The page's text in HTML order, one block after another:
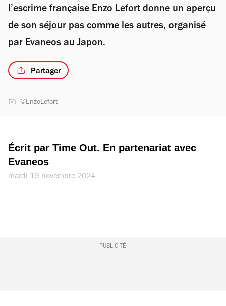
l’escrime française Enzo Lefort donne un aperçu
de son séjour pas comme les autres, organisé
par Evaneos au Japon.
Partager
©EnzoLefort
Écrit par Time Out. En partenariat avec
Evaneos
mardi 19 novembre 2024
PUBLICITÉ